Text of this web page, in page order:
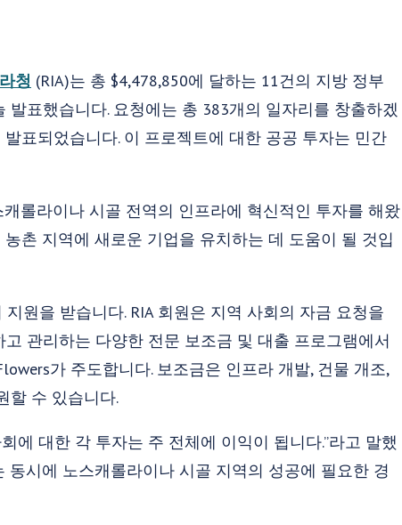
청 (RIA)는 총 $4,478,850에 달하는 11건의 지방 정부
발표했습니다. 요청에는 총 383개의 일자리를 창출하겠
표되었습니다. 이 프로젝트에 대한 공공 투자는 민간
롤라이나 시골 전역의 인프라에 혁신적인 투자를 해왔
촌 지역에 새로운 기업을 유치하는 데 도움이 될 것입
원을 받습니다. RIA 회원은 지역 사회의 자금 요청을
고 관리하는 다양한 전문 보조금 및 대출 프로그램에서
가 주도합니다. 보조금은 인프라 개발, 건물 개조,
할 수 있습니다.
에 대한 각 투자는 주 전체에 이익이 됩니다.”라고 말했
동시에 노스캐롤라이나 시골 지역의 성공에 필요한 경